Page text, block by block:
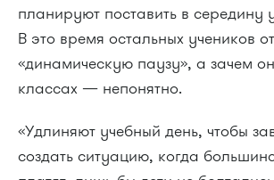
планируют поставить в середину
В это время остальных учеников
«динамическую паузу», а зачем
классах — непонятно.
«Удлиняют учебный день, чтобы
создать ситуацию, когда